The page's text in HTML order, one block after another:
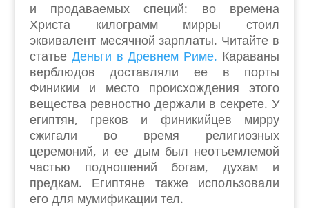
и продаваемых специй: во времена
Христа килограмм мирры стоил
эквивалент месячной зарплаты. Читайте в
статьеДеньги в Древнем Риме. Караваны
верблюдов доставляли ее в порты
Финикии и место происхождения этого
вещества ревностно держали в секрете. У
египтян, греков и финикийцев мирру
сжигали во время религиозных
церемоний, и ее дым был неотъемлемой
частью подношений богам, духам и
предкам. Египтяне также использовали
его для мумификации тел.